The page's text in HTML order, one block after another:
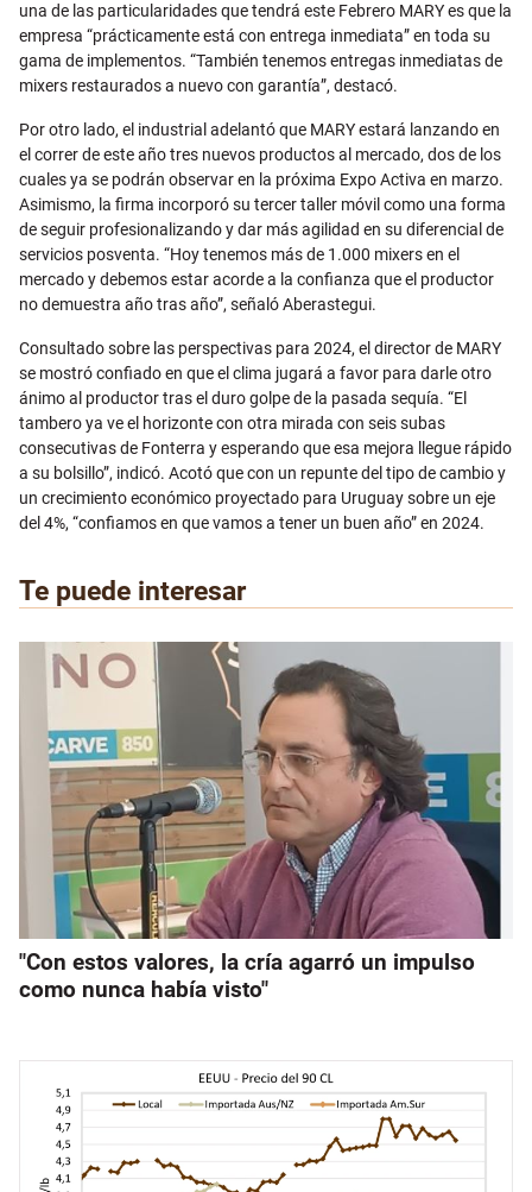
una de las particularidades que tendrá este Febrero MARY es que la
empresa “prácticamente está con entrega inmediata” en toda su
gama de implementos. “También tenemos entregas inmediatas de
mixers restaurados a nuevo con garantía”, destacó.
Por otro lado, el industrial adelantó que MARY estará lanzando en
el correr de este año tres nuevos productos al mercado, dos de los
cuales ya se podrán observar en la próxima Expo Activa en marzo.
Asimismo, la firma incorporó su tercer taller móvil como una forma
de seguir profesionalizando y dar más agilidad en su diferencial de
servicios posventa. “Hoy tenemos más de 1.000 mixers en el
mercado y debemos estar acorde a la confianza que el productor
no demuestra año tras año”, señaló Aberastegui.
Consultado sobre las perspectivas para 2024, el director de MARY
se mostró confiado en que el clima jugará a favor para darle otro
ánimo al productor tras el duro golpe de la pasada sequía. “El
tambero ya ve el horizonte con otra mirada con seis subas
consecutivas de Fonterra y esperando que esa mejora llegue rápido
a su bolsillo”, indicó. Acotó que con un repunte del tipo de cambio y
un crecimiento económico proyectado para Uruguay sobre un eje
del 4%, “confiamos en que vamos a tener un buen año” en 2024.
Te puede interesar
"Con estos valores, la cría agarró un impulso
como nunca había visto"